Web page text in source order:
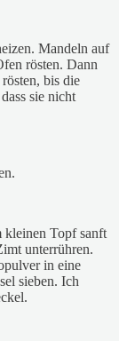
Mandeln auf
rösten. Dann
bis die
sie nicht
Topf sanft
unterrühren.
in eine
sieben. Ich